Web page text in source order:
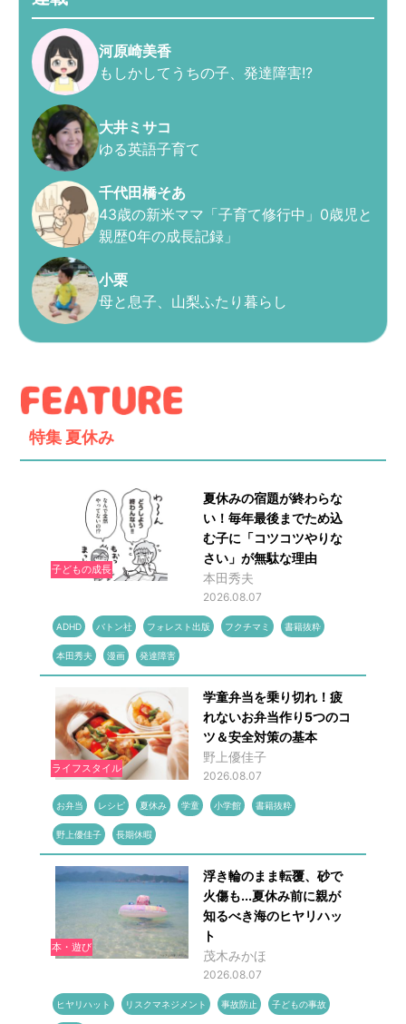
河原崎美香
もしかしてうちの子、発達障害!?
大井ミサコ
ゆる英語子育て
千代田橋そあ
43歳の新米ママ「子育て修行中」0歳児と
親歴0年の成長記録」
小栗
母と息子、山梨ふたり暮らし
特集 夏休み
子どもの成長
夏休みの宿題が終わらな
い！毎年最後までため込
む子に「コツコツやりな
さい」が無駄な理由
本田秀夫
2026.08.07
ADHD バトン社 フォレスト出版 フクチマミ 書籍抜粋
本田秀夫 漫画 発達障害
ライフスタイル
学童弁当を乗り切れ！疲
れないお弁当作り5つのコ
ツ＆安全対策の基本
野上優佳子
2026.08.07
お弁当 レシピ 夏休み 学童 小学館 書籍抜粋
野上優佳子 長期休暇
本・遊び
浮き輪のまま転覆、砂で
火傷も...夏休み前に親が
知るべき海のヒヤリハッ
ト
茂木みかほ
2026.08.07
ヒヤリハット リスクマネジメント 事故防止 子どもの事故